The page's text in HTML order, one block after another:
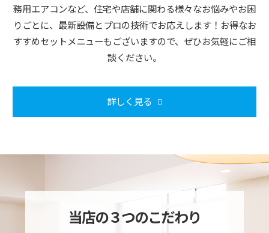
務用エアコンなど、住宅や店舗に関わる様々なお悩みやお困
りごとに、最新設備とプロの技術でお応えします！お得なお
すすめセットメニューもございますので、ぜひお気軽にご相
談ください。
詳しく見る
当店の３つのこだわり